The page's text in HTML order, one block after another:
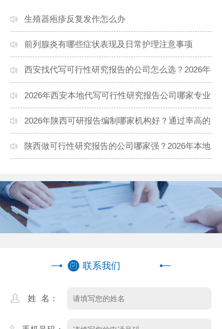
生殖器疱疹反复发作怎么办
前列腺炎有哪些症状表现及日常护理注意事项
西安找代写可行性研究报告的公司怎么选？2026年
本地高口碑机构排名
2026年西安本地代写可行性研究报告公司哪家专业
靠谱？正规团队推荐
2026年陕西可研报告编制哪家机构好？通过率高的
本地公司推荐
陕西做可行性研究报告的公司哪家强？2026年本地
联系我们
姓 名：